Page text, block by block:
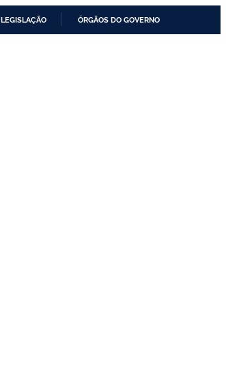
LEGISLAÇÃO ÓRGÃOS DO GOVERNO